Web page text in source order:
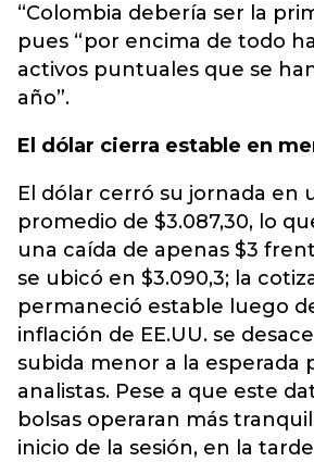
“Colombia debería ser la
pues “por encima de todo
activos puntuales que se
año”.
El dólar cierra estable en
El dólar cerró su jornada en
promedio de $3.087,30, lo
una caída de apenas $3
se ubicó en $3.090,3; la
permaneció estable luego
inflación de EE.UU. se
subida menor a la esperada
analistas. Pese a que este
bolsas operaran más
inicio de la sesión, en la